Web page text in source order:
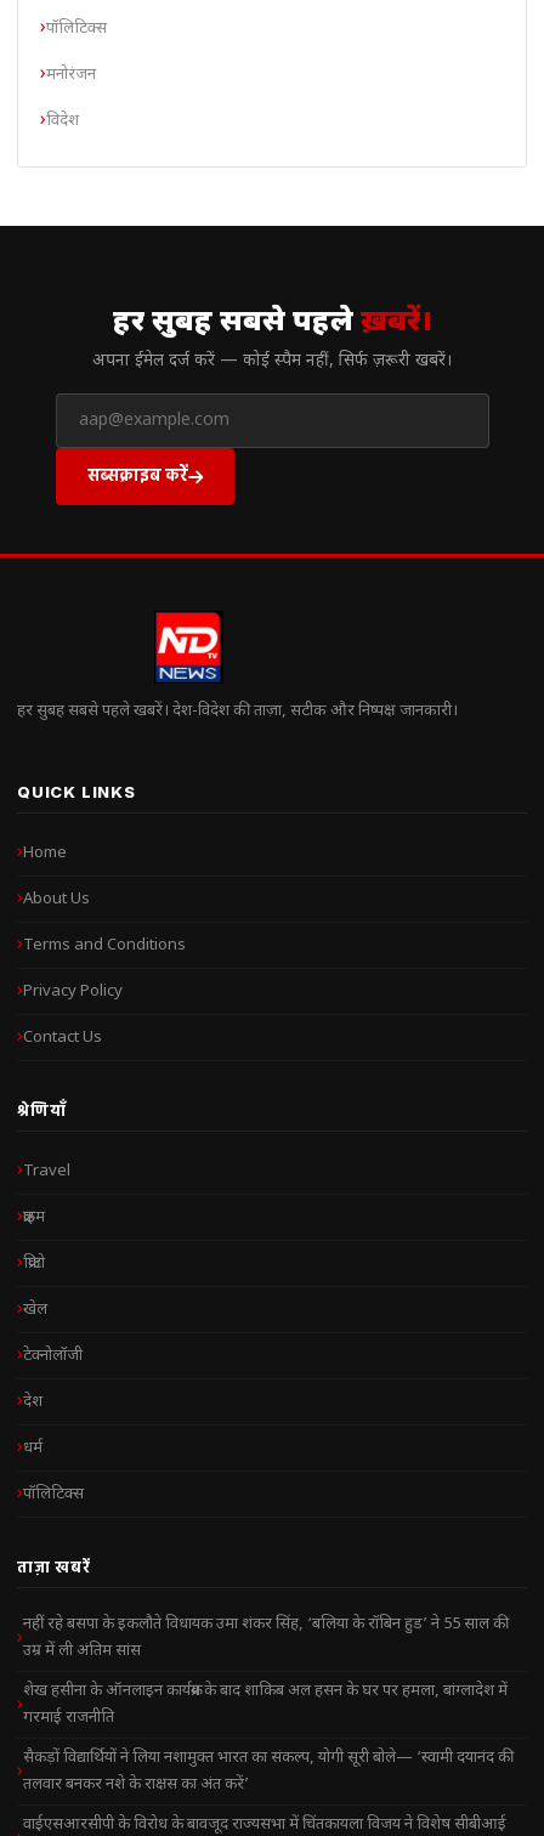
पॉलिटिक्स
मनोरंजन
विदेश
हर सुबह सबसे पहलेख़बरें।
अपना ईमेल दर्ज करें — कोई स्पैम नहीं, सिर्फ ज़रूरी खबरें।
सब्सक्राइब करें
हर सुबह सबसे पहले खबरें। देश-विदेश की ताज़ा, सटीक और निष्पक्ष जानकारी।
QUICK LINKS
Home
About Us
Terms and Conditions
Privacy Policy
Contact Us
श्रेणियाँ
Travel
क्राइम
क्रिप्टो
खेल
टेक्नोलॉजी
देश
धर्म
पॉलिटिक्स
ताज़ा खबरें
नहीं रहे बसपा के इकलौते विधायक उमा शंकर सिंह, ‘बलिया के रॉबिन हुड’ ने 55 साल की
उम्र में ली अंतिम सांस
शेख हसीना के ऑनलाइन कार्यक्रम के बाद शाकिब अल हसन के घर पर हमला, बांग्लादेश में
गरमाई राजनीति
सैकड़ों विद्यार्थियों ने लिया नशामुक्त भारत का संकल्प, योगी सूरी बोले— ‘स्वामी दयानंद की
तलवार बनकर नशे के राक्षस का अंत करें’
वाईएसआरसीपी के विरोध के बावजूद राज्यसभा में चिंतकायला विजय ने विशेष सीबीआई